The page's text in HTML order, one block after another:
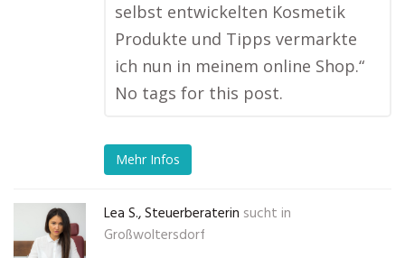
selbst entwickelten Kosmetik
Produkte und Tipps vermarkte
ich nun in meinem online Shop.“
No tags for this post.
Mehr Infos
Lea S., Steuerberaterin sucht in
Großwoltersdorf